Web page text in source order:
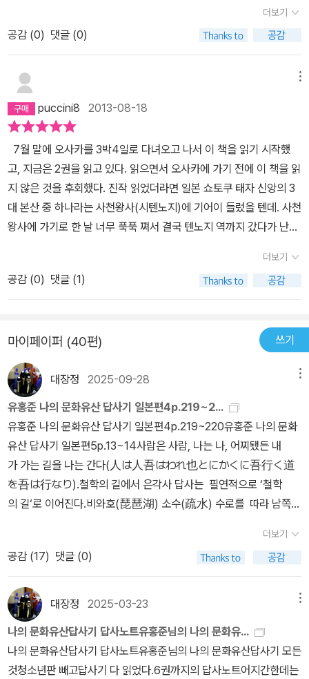
눈에 살펴볼 수 있기에 일본 도자문화를 눈으로 알고 싶으면 꼭 방문
해 보기를 바란다.
★3일차미즈키 수성-다자이후 텐만궁
미즈키
알 한 알에도 아쉽기만 하다. 짐을 챙겨 로비에서 차를 기다리는 동안
이제야 친해진 사람들과 기념사진을 찍기에 여념이 없다. 흐린 날씨
가 답사의 마지막 날을 아쉬워하는 내 마음 같다. 답사의 마지막 장소
는 다자이후 미즈키 수성과 덴만궁이다. 미즈키 수성은 백촌강 전투
에서 패한 후 일본으로 망명한 백제인들이 신라와 당의 침입에 대비
해 쌓은 성이다. 동문의 기초석이 발견되지 않았다면 알 수 없었다고
하는데 지금 우리가 볼 수 있는 것은 황량한 성터뿐이다. 성터 언덕에
올라 그 옛날 백제인들은 어떤 마음으로 이 성을 쌓았을까 하는 마음
까? 여건이 된다면 수성과 연결된 오노성(대야성)을 방문하고 싶은
데 일정에 포함되지 않아 다음번을 기약할 수밖에 없다. 친절하시지
만 정해진 일정만 수행하는 운전기사분의 칼 같은 성정이 야속하기만
다. 이제까지 우리가 답사한 곳은 그리 유명한 관광지가 아니기에 한
산 했는데, 이곳은 일본 내에서도 유명한 관광지라 사람들이 북적댄
다. 신사까지 올라가는 길목에는 관광 명소답게 먹을거리, 살거리들
이 나의 눈과 입을 붙잡는다. 한국 유학생이 파는 카스테라부터 거대
한(?)키티 인형까지 신사로 가는 내 발까지 붙잡는다. 꼼짝없이 붙들
려 전투적으로(?) 기념품을 사수한다. 덴만궁 초입에는 만지면 복이
들어온다는 소 동상이 있다. 헤이안 시대의 유명한 학자인 스가와라
노 미치자네를 학문의 신으로 모시는 신사인 만큼 좋은 학교에 들어
가기 위해서 이 녀석을 더듬대는(?) 사람들이 많다. 어느새 내손은 나
도 모르게 그녀석 한 켠에 살포시 올려져 있다. 신사의 본전을 들어가
기 위해서는 과거, 현재, 미래를 의미하는 세 개의 붉은 다리를 지나야
한다. 겨울이라 매화니 벚꽃이니 꽃구경은 할 수 없지만 충분히 아름
식을 행하는 모습과(1~2만엔 정도를 내면 본전 안에 들어가 의식에
참여하는 것이 가능하다고 한다) 흰색 상의와 붉은색 하의를 입은 무
녀들이 보인다. 애니메이션이나 일본 드라마에서나 보던 것을 실제
보니 신기하기만 하다. 본전 뒤편 식당에서 일본에서의 마지막 점심
을 먹었다. 점심 도시락에는 이곳에서 유명하다는 야끼모치(찹쌀떡)
부 외에 안서도호부(타림분지), 안북도호부(외몽골), 선우도호부(돌
(http://zh.wikipedia.org/wiki/%E9%83%BD%E8%AD%B
7%E5%BA%9C). 저자는 중국이 한국과 베트남만을 특별히 경계
하고 있었다는 주장을 하기 위하여 다소 부정확한 서술을 하고 있는
히는 모른다고 했다. 조금은 안타까웠다. 그러나 가마닣 생각해보니
교토대 미술사학과 학생에게 김삿갓을 아느냐, 시조를 아느냐고 물으
면 아마도 똑같이 모른다고 대답했을 성싶다. 서로가 서로의 문화에
대한 관심이 있을 때 진정한 교류가 이루어지는 것이다. P.163 안목
을 기르는 가장 좋은 방법 중 하나가 바로 상대평가이다. 그 상대평가
는 예술적 안목으로 할 수도 있으나 값으로 할 수도 있다. 본래 미술품
을 보는 눈에는 세 가지가 있다. 학(學)으로 보는 눈, 멋으로 보는 눈,
그리고 값으로 보는 눈이다. P.173 우리처럼 개념없이 플라스틱 그릇
에 아무렇게나 내놓은 문화, 자신의 집에서 사용하는 그릇이 어떤 그
릇인지도 모르면서 밥을 먹는 문화에서는 생활도자가 발전할 수 없
다. P.175 조선에 살 때 이들은 지방가마의 도공으로 천민이었다. 이
들은 도자기만 만드는 것이 아니라 농사도 지어야 했고, 각종 역에 나
치자들이었다. P.181 우리 같은 사람이 이 한적하고 외진 곳까지 답
191 규슈 북부를 답사할 때 내가 거점 도시로 삼는 곳은 다케오시이
다. 다케오에서는 내가 가고자 하는 모든 도시들을 한 시간 안에 갈 수
있다. 동쪽으로는 후쿠오카, 서쪽으로는 아리타와 이마리, 북쪽으로
는 가라쓰, 남쪽으로는 나가사키와 연결된다. P.193 역사로 보나 평
판으로 보자 다케오와 우레시노 온천의 명성은 허명이 아닌 듯싶고
무엇보다도 벳부나 이부스키 온천처럼 관광객으로 바글거리는 대형
옥장이 아니라서 더 좋은 인상을 각고 있다. P.200 일본인들이 과거
사에 대해 섬세하게 반성하지 않고 있음을 말해주는 한 단면이라는
생각이 든다. 자신들의 희생을 말하려면 자신들이 피해를 준 것에 대
한 반성을 같이해야 더 호소력이 있을을 아직 잘 모르는 것 같다. P.2
이 찹쌀떡을 하나 먹지 않으면 갔다 오지 않은 것처럼 되어서 중요한
관광자원으로 자리잡았다. P.213 이 덴만궁의 야키모치를 먹다보면,
명소엔 전설이 담긴 맛있는 과자나 음식이 있음으로 해서 더욱 정감
이 생긴다는 것을 알 수 있다. ... 우리나라 관광지도 이것저것 다 차려
놓지 말고 비록 전설이 없더라도 그곳 특산에 맞는 진미의 간식거리
로 사람을 불러모으면 좋겠다는 생각이 일어난다. P.221 백제는 왜에
문명을 전해주었고, 그 대신 수시로 군사적 지원을 받은 맹방이었다.
우방도 그런 우방이 없을 정도로 친했다. P.232 사쿠라지마는 언제
보는 눈이다. 학으로 보는 것은 배움으로 일깨워지고, 멋으로 보는 것
은 감성의 훈련으로 이루어지며, 값으로 보는 것은 그 두가지 눈에 상
것까지 생긴다. 그게 안목이다. 외국 문물이 들어올 때 꼭 좋은 것만
들어오지는 않는다. 서양문물이 들어올 때 몹쓸 성병인 매독도 같이
들어왔다고 한다. 그래서 매독을 일명 나가사키 디지즈 (Nagasaki d
isease)라고도 한단다. 나가사키에 떨어진 원자폭탄 역시 서양문물
이 아니고 무엇이겠는가. 가고시마의 옛 지명은 사쓰마이다. 가고시
마의 모든 역사적 영광은 사쓰마번을 다스려온 시마즈 가문에서 나왔
다. 시마즈가는 오랜 역사를 지닌 막강한 다이묘였다. 16세기 막번 체
제로 들어가면 1만석 이상의 영지를 가진 영주에게 다이묘라는 호칭
다이묘는 몇만석 정도를 소유했으며 10만석이 넘으면 큰 소리를 쳤
는데 시마즈 가문은 무려 73만석으로 일본에서 둘째로 넓은 영지를
갖고 있었다. 당시 쇼군가는 400만석이었고 ,천황이 쇼군에게 봉록
형식을 빌어 그들의 역사를 엿볼 수 있었다. 저자는 일본을 욕하기 전
에 그들을 알아야 안하고 했다. 조정래 선생님의 정글만리를 보고 중
국에 대한 충격을 받은 이후 나는 저자의 의견에 적극 공감한다. 저자
가 이야기한 임진왜란은 방어에 성공한 조선의 승리다 라는 저자의
의견에 대하여 신선한 사고의 전환이라고 느꼈다. 규슈는 왜구의 본
고장이고 요즘 알게된 신장의 야망이라는 일본 게임에서 내가 선택한
시마즈 가문의 시마즈 요시히로가 임진왜란에 참가했다는 사실을 알
게 되었고 책과 게임 그리고 역사에 보다 색다른 흥미를 갖게되었다.
꾸준히 관심을 갖고 이런 기회를 갖고 나의 생각을 정리하는 것이 앞
으로 나의 할 일이라 생각된다.
더보기
공감 (0) 댓글 (0)
puccini8 2013-08-18
7월 말에 오사카를 3박4일로 다녀오고 나서 이 책을 읽기 시작했
고, 지금은 2권을 읽고 있다. 읽으면서 오사카에 가기 전에 이 책을 읽
지 않은 것을 후회했다. 진작 읽었더라면 일본 쇼토쿠 태자 신앙의 3
대 본산 중 하나라는 사천왕사(시텐노지)에 기어이 들렀을 텐데. 사천
왕사에 가기로 한 날 너무 푹푹 쪄서 결국 텐노지 역까지 갔다가 난바
오사카 난바가 유서 깊은 곳임도 책을 읽고 알았다. 비록 아쉽기는 하
지만, 이 책 덕분에 오사카에서의 경험이 의미를 얻게 되었다. 오사카
성의 천수각이 뭔지도 알게 되었고. 유홍준 전 문화재청장의 문화유
유려한 문체, 건강한 관점을 갖춘 책을 읽는 것이 즐겁고, 이분과 동시
대인이라는 것이 기쁘다. 이번에 나온 책 덕분에 일본 역사에 대해 얕
게나마 알게 되었고, 일본 미감의 속을 엿볼 수 있었다. 나아가 일본
역사서를 읽어 볼 마음도 생겼다. 내가 옆나라 역사에 정말 무지하다
는 걸 새삼 깨달았다. 다만, 한 가지 지적할 점. 내가 국어선생이라
그런지 오자가 잊을 만하면 나오는 것이 짜증스러웠다. 1, 2권에서 오
자 찾아 창비에 이메일로 보냈는데, 고맙다는 답장이 없다. 편집자가
실력은 떨어지는 주제에 참 오만한 출판사다. 괘씸해서 3권부터는 알
라딘 중고서점에서 사서 읽겠다.
더보기
공감 (0) 댓글 (1)
마이페이퍼 (40편) 쓰기
대장정 2025-09-28
유홍준 나의 문화유산 답사기 일본편4p.219~2...
유홍준 나의 문화유산 답사기 일본편4p.219~220유홍준 나의 문화
유산 답사기 일본편5p.13~14사람은 사람, 나는 나, 어찌됐든 내
가 가는 길을 나는 간다(人は人吾はわれ也とにかくに吾行く道
を吾は行なり).철학의 길에서 은각사 답사는 필연적으로 ‘철학
의 길‘로 이어진다.비와호(琵琶湖) 소수(疏水) 수로를 따라 남쪽으
인 니시다 기타로(西田幾多郞, 1870-1945)가 즐겨 산책하던 곳
이라고 하여 ‘철학의 길‘이라는 이름이 붙어 있다.본래 철학의 길이라
고 하면 독일 하이델베르크에 있는 네카어 강변의 ‘철학자의 길‘이 원
조다.벤치마킹의 귀재인 일본은 1968년에 이 길을 정비하면서 ‘철
학의 길‘이라는 멋진 이름을 붙였고 물가에는 어느 독지가가 기증
한 벚꽃을 심었다. 그 나무가 제법 크게 자라 봄이면 흐드러지게 피어
나는 벚꽃의 명소로 이름이 났고, 여름엔 반딧불이 모여들어 열대야
더보기
공감 (17) 댓글 (0)
대장정 2025-03-23
나의 문화유산답사기 답사노트유홍준님의 나의 문화유...
나의 문화유산답사기 답사노트유홍준님의 나의 문화유산답사기 모든
것청소년판 빼고답사기 다 읽었다.6권까지의 답사노트어지간한데는